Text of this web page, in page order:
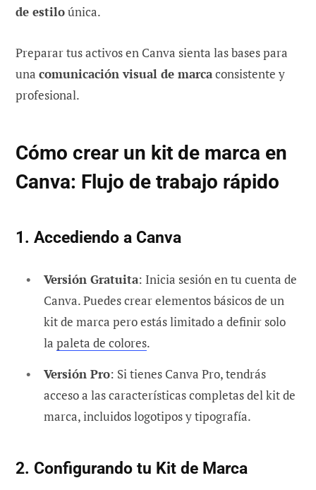
de estiloúnica.
Preparar tus activos en Canva sienta las bases para
una comunicación visual de marcaconsistente y
profesional.
Cómo crear un kit de marca en
Canva: Flujo de trabajo rápido
1. Accediendo a Canva
Versión Gratuita: Inicia sesión en tu cuenta de
Canva. Puedes crear elementos básicos de un
kit de marca pero estás limitado a definir solo
la paleta de colores.
Versión Pro: Si tienes Canva Pro, tendrás
acceso a las características completas del kit de
marca, incluidos logotipos y tipografía.
2. Configurando tu Kit de Marca